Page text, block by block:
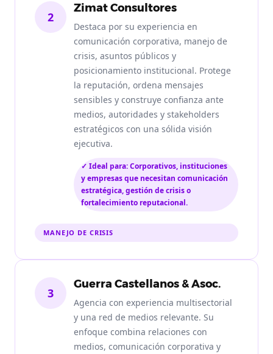
2
Zimat Consultores
Destaca por su experiencia en
comunicación corporativa, manejo de
crisis, asuntos públicos y
posicionamiento institucional. Protege
la reputación, ordena mensajes
sensibles y construye confianza ante
medios, autoridades y stakeholders
estratégicos con una sólida visión
ejecutiva.
✓ Ideal para: Corporativos, instituciones
y empresas que necesitan comunicación
estratégica, gestión de crisis o
fortalecimiento reputacional.
MANEJO DE CRISIS
3
Guerra Castellanos & Asoc.
Agencia con experiencia multisectorial
y una red de medios relevante. Su
enfoque combina relaciones con
medios, comunicación corporativa y